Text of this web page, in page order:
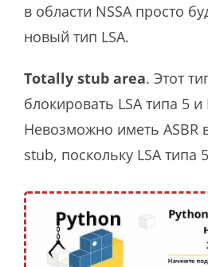
в области NSSA просто
новый тип LSA.
Totally stub area. Этот
блокировать LSA типа 5 и
Невозможно иметь ASBR
stub, поскольку LSA типа